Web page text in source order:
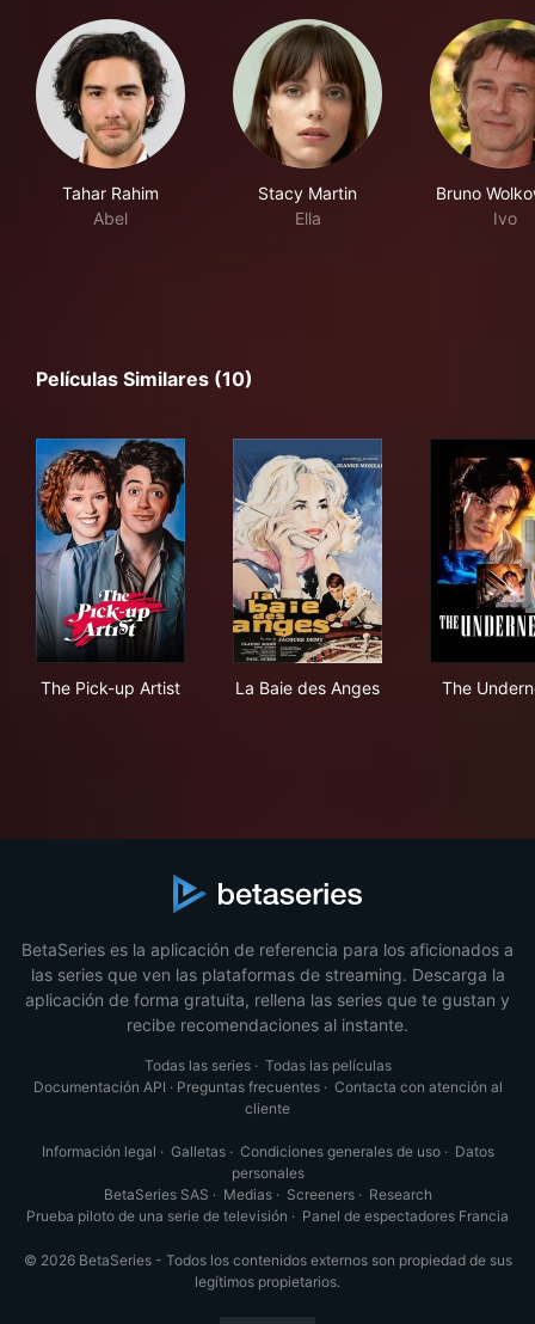
Tahar Rahim
Abel
Stacy Martin
Ella
Bruno
Ivo
Películas Similares (10)
The Pick-up Artist La Baie des Anges The
BetaSeries es la aplicación de referencia para los aficionados a
las series que ven las plataformas de streaming. Descarga la
aplicación de forma gratuita, rellena las series que te gustan y
recibe recomendaciones al instante.
Todas las series· Todas las películas
Documentación API · Preguntas frecuentes· Contacta con atención al
cliente
Información legal · Galletas· Condiciones generales de uso· Datos
personales
BetaSeries SAS · Medias· Screeners· Research
Prueba piloto de una serie de televisión · Panel de espectadores Francia
© 2026 BetaSeries - Todos los contenidos externos son propiedad de sus
legítimos propietarios.